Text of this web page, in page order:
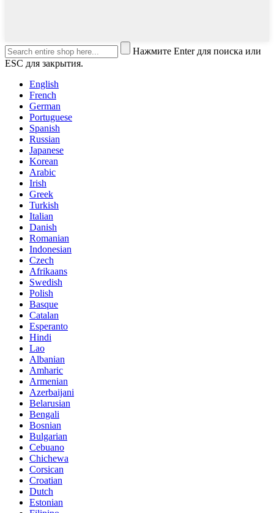
Нажмите Enter для поиска или
ESC для закрытия.
English
French
German
Portuguese
Spanish
Russian
Japanese
Korean
Arabic
Irish
Greek
Turkish
Italian
Danish
Romanian
Indonesian
Czech
Afrikaans
Swedish
Polish
Basque
Catalan
Esperanto
Hindi
Lao
Albanian
Amharic
Armenian
Azerbaijani
Belarusian
Bengali
Bosnian
Bulgarian
Cebuano
Chichewa
Corsican
Croatian
Dutch
Estonian